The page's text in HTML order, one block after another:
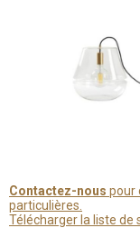
Contactez-nous pour
particulières.
Télécharger la liste de